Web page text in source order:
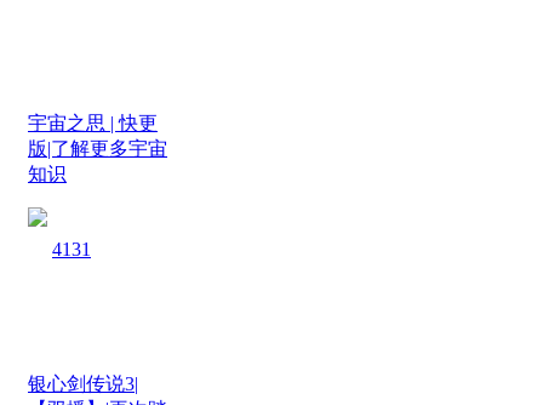
宇宙之思 | 快更
版|了解更多宇宙
知识
4131
银心剑传说3|